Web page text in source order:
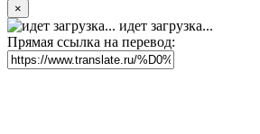
×
идет загрузка...
Прямая ссылка на перевод: